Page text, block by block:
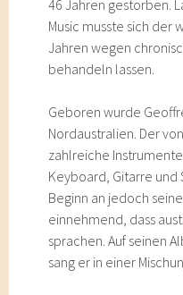
46 Jahren gestorben.
Music musste sich
Jahren wegen
behandeln lassen.
Geboren wurde
Nordaustralien. Der
zahlreiche
Keyboard, Gitarre und
Beginn an jedoch
einnehmend, dass
sprachen. Auf seinen
sang er in einer